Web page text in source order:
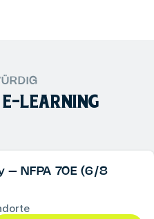
E-LEARNING
– NFPA 70E (6/8